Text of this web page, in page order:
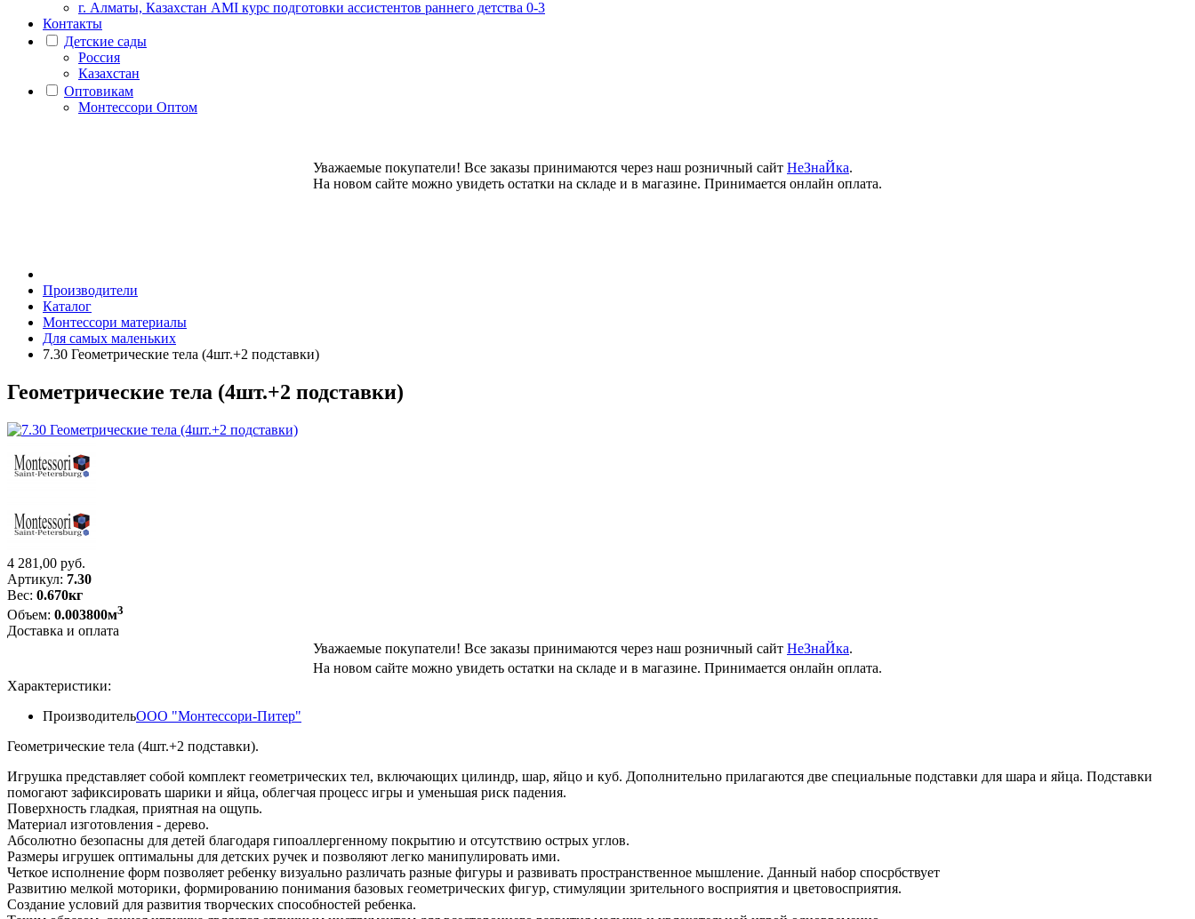
г. Алматы, Казахстан AMI курс подготовки ассистентов раннего детства 0-3
Контакты
Детские сады
Россия
Казахстан
Оптовикам
Монтессори Оптом
Уважаемые покупатели! Все заказы принимаются через наш розничный сайт НеЗнаЙка.
На новом сайте можно увидеть остатки на складе и в магазине. Принимается онлайн оплата.
Производители
Каталог
Монтессори материалы
Для самых маленьких
7.30 Геометрические тела (4шт.+2 подставки)
Геометрические тела (4шт.+2 подставки)
4 281,00 руб.
Артикул: 7.30
Вес: 0.670кг
Объем: 0.003800м3
Доставка и оплата
Уважаемые покупатели! Все заказы принимаются через наш розничный сайт НеЗнаЙка.
На новом сайте можно увидеть остатки на складе и в магазине. Принимается онлайн оплата.
Характеристики:
ПроизводительООО "Монтессори-Питер"
Геометрические тела (4шт.+2 подставки).
Игрушка представляет собой комплект геометрических тел, включающих цилиндр, шар, яйцо и куб. Дополнительно прилагаются две специальные подставки для шара и яйца. Подставки
помогают зафиксировать шарики и яйца, облегчая процесс игры и уменьшая риск падения.
Поверхность гладкая, приятная на ощупь.
Материал изготовления - дерево.
Абсолютно безопасны для детей благодаря гипоаллергенному покрытию и отсутствию острых углов.
Размеры игрушек оптимальны для детских ручек и позволяют легко манипулировать ими.
Четкое исполнение форм позволяет ребенку визуально различать разные фигуры и развивать пространственное мышление. Данный набор спосрбствует
Развитию мелкой моторики, формированию понимания базовых геометрических фигур, стимуляции зрительного восприятия и цветовосприятия.
Создание условий для развития творческих способностей ребенка.